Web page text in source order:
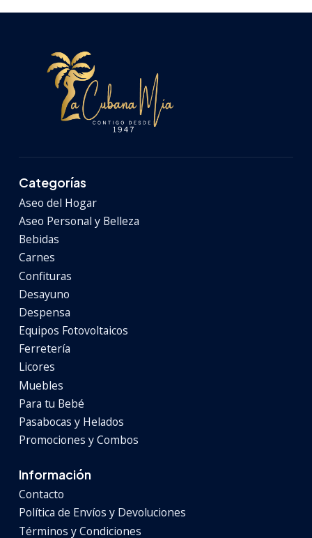
Categorías
Aseo del Hogar
Aseo Personal y Belleza
Bebidas
Carnes
Confituras
Desayuno
Despensa
Equipos Fotovoltaicos
Ferretería
Licores
Muebles
Para tu Bebé
Pasabocas y Helados
Promociones y Combos
Información
Contacto
Política de Envíos y Devoluciones
Términos y Condiciones